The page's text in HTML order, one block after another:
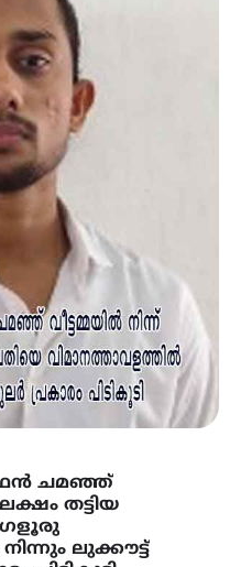
ചമഞ്ഞ്
തട്ടിയ
ലുക്കൗട്ട്